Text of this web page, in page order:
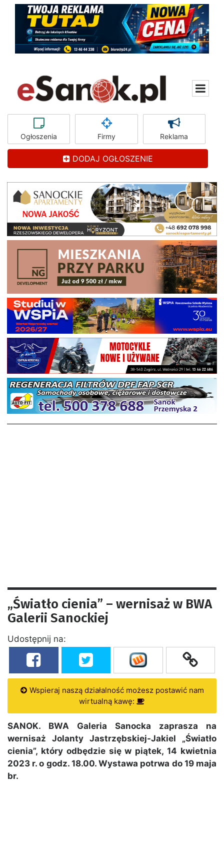
Ogłoszenia Firmy Reklama
DODAJ OGŁOSZENIE
„Światło cienia” – wernisaż w BWA
Galerii Sanockiej
Udostępnij na:
Wspieraj naszą działalność możesz postawić nam
wirtualną kawę:
SANOK. BWA Galeria Sanocka zaprasza na
wernisaż Jolanty Jastrzębskiej-Jakiel „Światło
cienia”, który odbędzie się w piątek, 14 kwietnia
2023 r. o godz. 18.00. Wystawa potrwa do 19 maja
br.